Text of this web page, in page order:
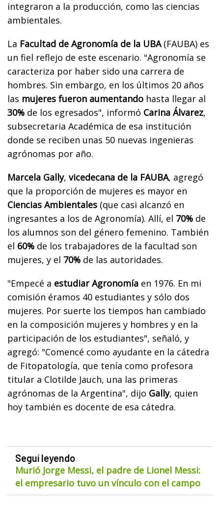
integraron a la producción, como las ciencias
ambientales.
La Facultad de Agronomía de la UBA(FAUBA) es
un fiel reflejo de este escenario. "Agronomía se
caracteriza por haber sido una carrera de
hombres. Sin embargo, en los últimos 20 años
las mujeres fueron aumentando hasta llegar al
30% de los egresados", informó Carina Álvarez,
subsecretaria Académica de esa institución
donde se reciben unas 50 nuevas ingenieras
agrónomas por año.
Marcela Gally, vicedecana de la FAUBA, agregó
que la proporción de mujeres es mayor en
Ciencias Ambientales (que casi alcanzó en
ingresantes a los de Agronomía). Allí, el 70% de
los alumnos son del género femenino. También
el 60% de los trabajadores de la facultad son
mujeres, y el 70% de las autoridades.
"Empecé a estudiar Agronomía en 1976. En mi
comisión éramos 40 estudiantes y sólo dos
mujeres. Por suerte los tiempos han cambiado
en la composición mujeres y hombres y en la
participación de los estudiantes", señaló, y
agregó: "Comencé como ayudante en la cátedra
de Fitopatología, que tenía como profesora
titular a Clotilde Jauch, una las primeras
agrónomas de la Argentina", dijo Gally, quien
hoy también es docente de esa cátedra.
Seguí leyendo
Murió Jorge Messi, el padre de Lionel Messi:
el empresario tuvo un vínculo con el campo